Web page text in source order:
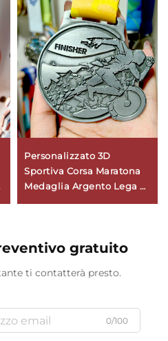
Personalizzato 3D
Sportiva Corsa Maratona
Medaglia Argento Lega di
gratuito
ti contatterà presto.
0/100